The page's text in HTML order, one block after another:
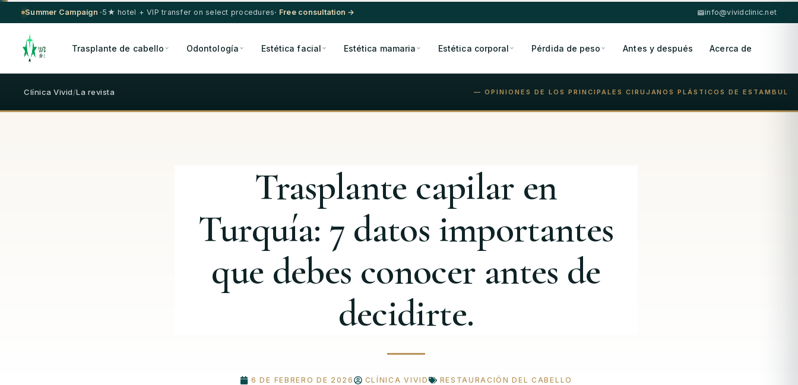
Summer Campaign ·5★ hotel + VIP transfer on select procedures· Free consultation → info@vividclinic.net
Trasplante de cabello Odontología Estética facial Estética mamaria Estética corporal Pérdida de peso Antes y después Acerca de
Clínica Vivid/La revista — OPINIONES DE LOS PRINCIPALES CIRUJANOS PLÁSTICOS DE ESTAMBUL
Trasplante capilar en
Turquía: 7 datos importantes
que debes conocer antes de
decidirte.
6 DE FEBRERO DE 2026 CLÍNICA VIVID RESTAURACIÓN DEL CABELLO